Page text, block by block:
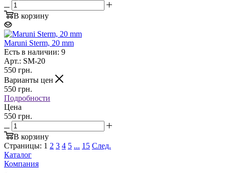
В корзину
Maruni Sterm, 20 mm
Есть в наличии: 9
Арт.: SM-20
550 грн.
Варианты цен
550 грн.
Подробности
Цена
550 грн.
В корзину
Страницы: 1 2 3 4 5 ... 15 След.
Каталог
Компания